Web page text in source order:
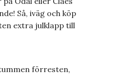
Så, iväg och köp
extra julklapp till
förresten,